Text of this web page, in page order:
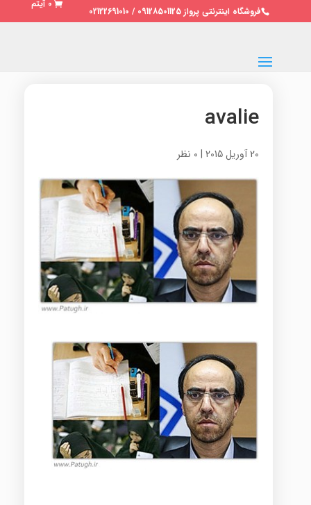
فروشگاه اینترنتی پرواز 09128501125 / 02122691010
0 آیتم
avalie
20 آوریل 2015 | 0 نظر